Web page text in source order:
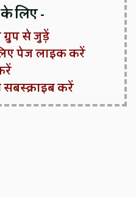
लिए -
से जुड़ें
पेज लाइक करें
करें